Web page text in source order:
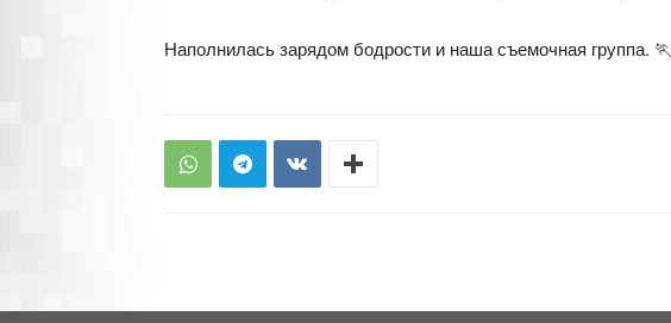
Наполнилась зарядом бодрости и наша съемочная группа. 🏃